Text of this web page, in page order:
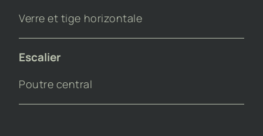
Verre et tige horizontale
Escalier
Poutre central